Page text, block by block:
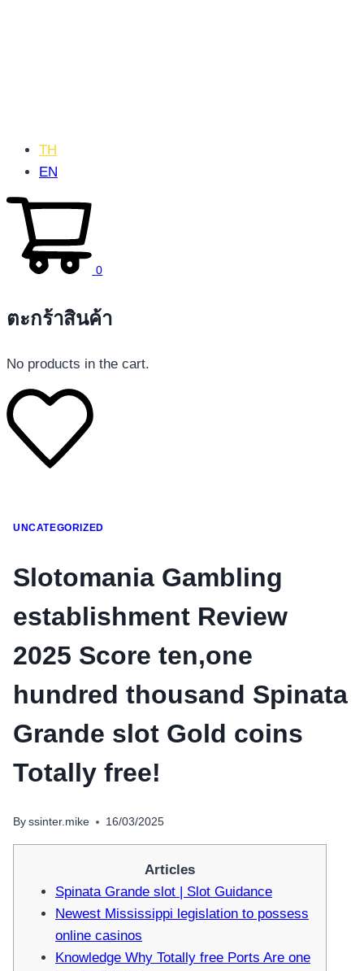
โทรศัพท์มือถือ
อุปกรณ์เสริมโทรศัพท์
สินค้าตามแบรนด์
TH
EN
0
ตะกร้าสินค้า
No products in the cart.
UNCATEGORIZED
Slotomania Gambling
establishment Review
2025 Score ten,one
hundred thousand Spinata
Grande slot Gold coins
Totally free!
By ssinter.mike 16/03/2025
Articles
Spinata Grande slot | Slot Guidance
Newest Mississippi legislation to possess
online casinos
Knowledge Why Totally free Ports Are one